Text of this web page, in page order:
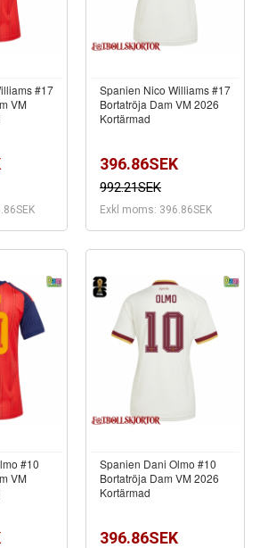
#17
VM
Spanien Nico Williams #17
Bortatröja Dam VM 2026
Kortärmad
396.86SEK
992.21SEK
Exkl moms: 396.86SEK
#10
VM
Spanien Dani Olmo #10
Bortatröja Dam VM 2026
Kortärmad
396.86SEK